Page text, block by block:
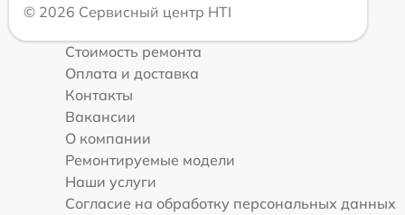
© 2026 Сервисный центр HTI
Стоимость ремонта
Оплата и доставка
Контакты
Вакансии
О компании
Ремонтируемые модели
Наши услуги
Согласие на обработку персональных данных